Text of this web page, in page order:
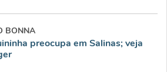
BONNA
preocupa em Salinas; veja